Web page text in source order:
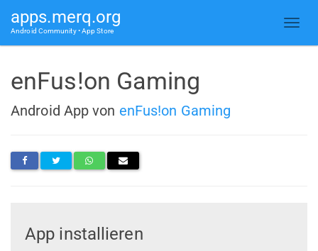
apps.merq.org
Android Community • App Store
enFus!on Gaming
Android App von enFus!on Gaming
App installieren